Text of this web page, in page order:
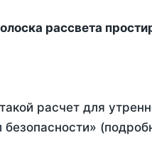
рассвета
расчет для